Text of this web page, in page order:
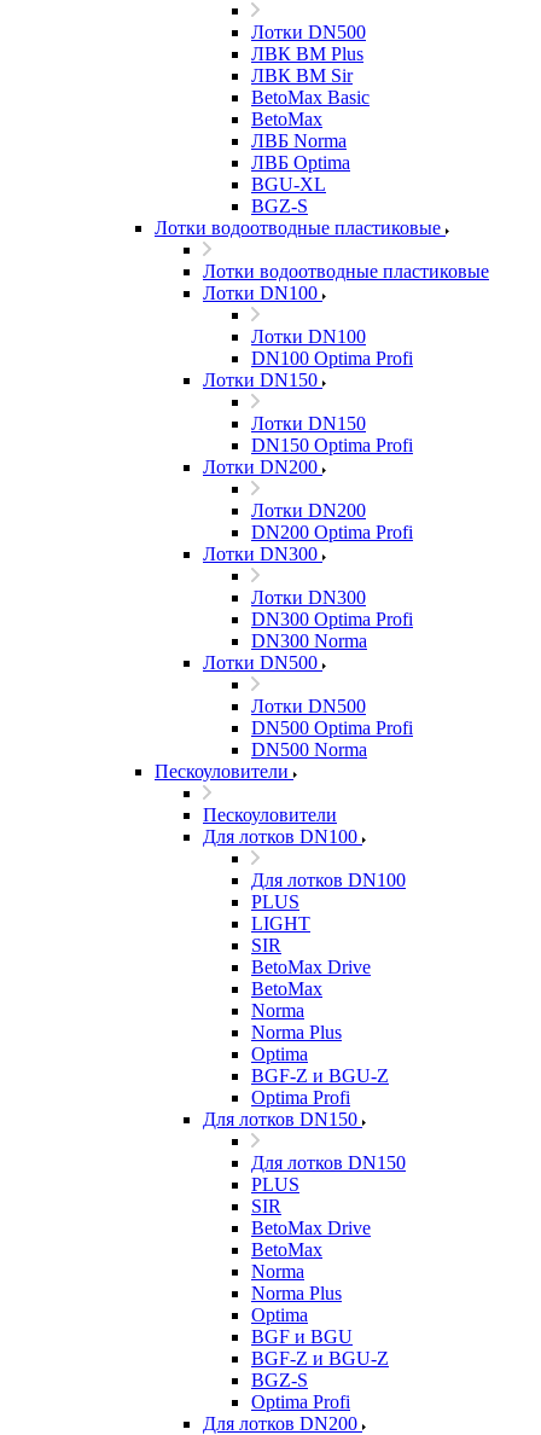
Лотки DN500
ЛВК ВМ Plus
ЛВК ВМ Sir
BetoMax Basic
BetoMax
ЛВБ Norma
ЛВБ Optima
BGU-XL
BGZ-S
Лотки водоотводные пластиковые
Лотки водоотводные пластиковые
Лотки DN100
Лотки DN100
DN100 Optima Profi
Лотки DN150
Лотки DN150
DN150 Optima Profi
Лотки DN200
Лотки DN200
DN200 Optima Profi
Лотки DN300
Лотки DN300
DN300 Optima Profi
DN300 Norma
Лотки DN500
Лотки DN500
DN500 Optima Profi
DN500 Norma
Пескоуловители
Пескоуловители
Для лотков DN100
Для лотков DN100
PLUS
LIGHT
SIR
BetoMax Drive
BetoMax
Norma
Norma Plus
Optima
BGF-Z и BGU-Z
Optima Profi
Для лотков DN150
Для лотков DN150
PLUS
SIR
BetoMax Drive
BetoMax
Norma
Norma Plus
Optima
BGF и BGU
BGF-Z и BGU-Z
BGZ-S
Optima Profi
Для лотков DN200